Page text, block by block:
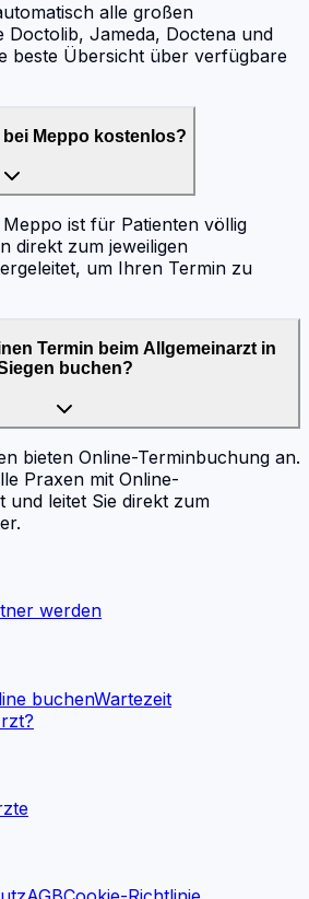
alle großen
Doctolib, Jameda, Doctena und
beste Übersicht über verfügbare
bei Meppo kostenlos?
ist für Patienten völlig
direkt zum jeweiligen
um Ihren Termin zu
Termin beim Allgemeinarzt in
buchen?
bieten Online-Terminbuchung an.
Praxen mit Online-
und leitet Sie direkt zum
werden
buchenWartezeit